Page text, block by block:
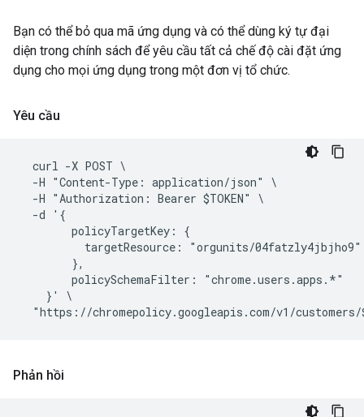
Bạn có thể bỏ qua mã ứng dụng và có thể dùng ký tự đại
diện trong chính sách để yêu cầu tất cả chế độ cài đặt ứng
dụng cho mọi ứng dụng trong một đơn vị tổ chức.
Yêu cầu
  curl -X POST \
  -H "Content-Type: application/json" \
  -H "Authorization: Bearer $TOKEN" \
  -d '{
        policyTargetKey: {
          targetResource: "orgunits/04fatzly4jbjho9"
        },
        policySchemaFilter: "chrome.users.apps.*"
    }' \
Phản hồi